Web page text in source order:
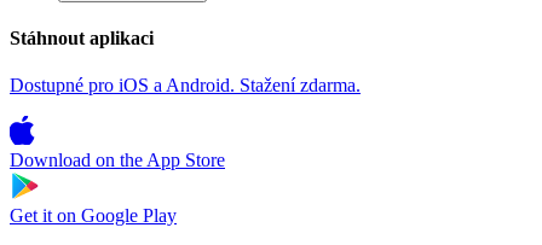
Stáhnout aplikaci
Dostupné pro iOS a Android. Stažení zdarma.
Download on the App Store
Get it on Google Play